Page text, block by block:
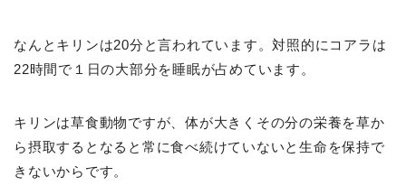
なんとキリンは20分と言われています。対照的にコアラは
22時間で１日の大部分を睡眠が占めています。
キリンは草食動物ですが、体が大きくその分の栄養を草か
ら摂取するとなると常に食べ続けていないと生命を保持で
きないからです。